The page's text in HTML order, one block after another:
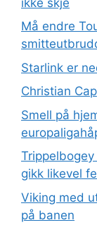
Må endre
Starlink er
Christian
Smell på
gikk likevel
Viking med
på banen